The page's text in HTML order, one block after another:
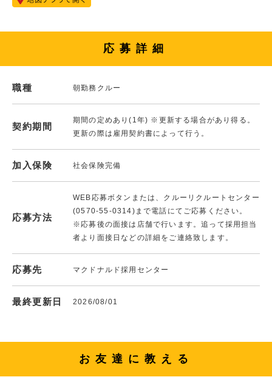
応募詳細
職種 朝勤務クルー
契約期間
期間の定めあり(1年) ※更新する場合があり得る。
更新の際は雇用契約書によって行う。
加入保険 社会保険完備
応募方法
WEB応募ボタンまたは、クルーリクルートセンター
(0570-55-0314)まで電話にてご応募ください。
※応募後の面接は店舗で行います。追って採用担当
者より面接日などの詳細をご連絡致します。
応募先 マクドナルド採用センター
最終更新日 2026/08/01
お友達に教える